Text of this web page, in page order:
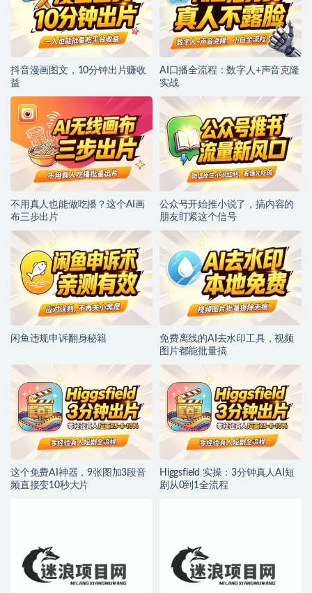
抖音漫画图文，10分钟出片赚收
益
AI口播全流程：数字人+声音克隆
实战
不用真人也能做吃播？这个AI画
布三步出片
公众号开始推小说了，搞内容的
朋友盯紧这个信号
闲鱼违规申诉翻身秘籍
免费离线的AI去水印工具，视频
图片都能批量搞
这个免费AI神器，9张图加3段音
频直接变10秒大片
Higgsfield 实操：3分钟真人AI短
剧从0到1全流程